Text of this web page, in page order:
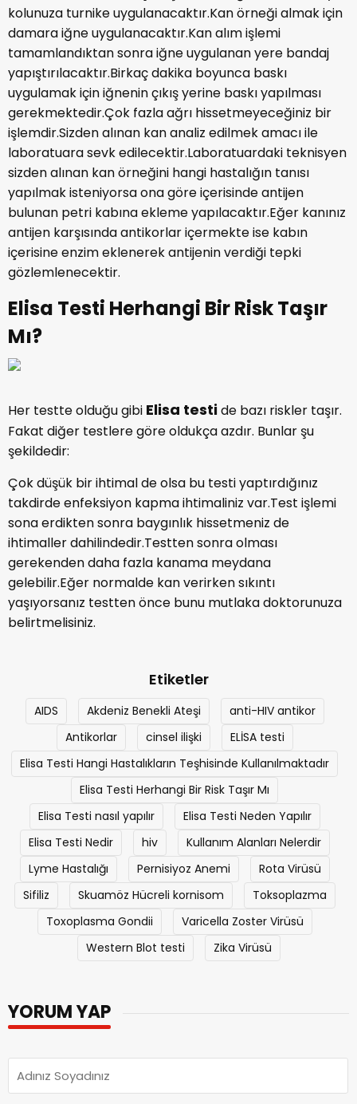
kolunuza turnike uygulanacaktır.Kan örneği almak için
damara iğne uygulanacaktır.Kan alım işlemi
tamamlandıktan sonra iğne uygulanan yere bandaj
yapıştırılacaktır.Birkaç dakika boyunca baskı
uygulamak için iğnenin çıkış yerine baskı yapılması
gerekmektedir.Çok fazla ağrı hissetmeyeceğiniz bir
işlemdir.Sizden alınan kan analiz edilmek amacı ile
laboratuara sevk edilecektir.Laboratuardaki teknisyen
sizden alınan kan örneğini hangi hastalığın tanısı
yapılmak isteniyorsa ona göre içerisinde antijen
bulunan petri kabına ekleme yapılacaktır.Eğer kanınız
antijen karşısında antikorlar içermekte ise kabın
içerisine enzim eklenerek antijenin verdiği tepki
gözlemlenecektir.
Elisa Testi Herhangi Bir Risk Taşır
Mı?
Her testte olduğu gibi Elisa testide bazı riskler taşır.
Fakat diğer testlere göre oldukça azdır. Bunlar şu
şekildedir:
Çok düşük bir ihtimal de olsa bu testi yaptırdığınız
takdirde enfeksiyon kapma ihtimaliniz var.Test işlemi
sona erdikten sonra baygınlık hissetmeniz de
ihtimaller dahilindedir.Testten sonra olması
gerekenden daha fazla kanama meydana
gelebilir.Eğer normalde kan verirken sıkıntı
yaşıyorsanız testten önce bunu mutlaka doktorunuza
belirtmelisiniz.
Etiketler
AIDS Akdeniz Benekli Ateşi
anti-HIV antikor
Antikorlar
cinsel ilişki
ELİSA testi
Elisa Testi Hangi Hastalıkların Teşhisinde Kullanılmaktadır
Elisa Testi Herhangi Bir Risk Taşır Mı
Elisa Testi nasıl yapılır
Elisa Testi Neden Yapılır
Elisa Testi Nedir
hiv
Kullanım Alanları Nelerdir
Lyme Hastalığı
Pernisiyoz Anemi
Rota Virüsü
Sifiliz
Skuamöz Hücreli kornisom
Toksoplazma
Toxoplasma Gondii
Varicella Zoster Virüsü
Western Blot testi
Zika Virüsü
YORUM YAP